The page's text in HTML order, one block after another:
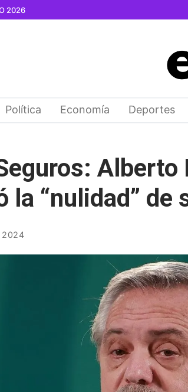
2026
Política Economía Deportes
Alberto
la “nulidad” de
2024